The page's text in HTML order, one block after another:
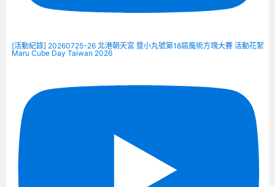
[活動紀錄] 20260725-26 北港朝天宮 暨小丸號第18屆魔術方塊大賽 活動花絮
Maru Cube Day Taiwan 2026